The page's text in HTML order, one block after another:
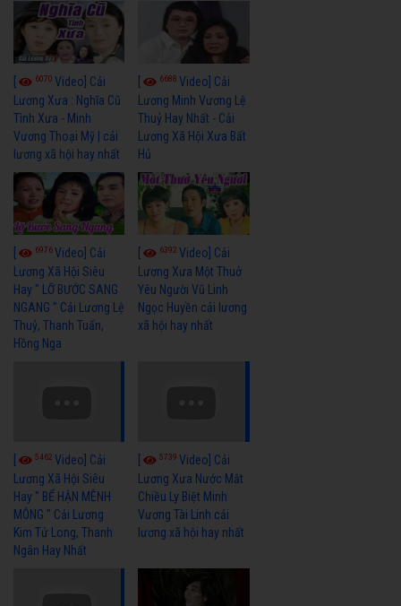
6070 Video] Cải
Lương Xưa : Nghĩa Cũ
Tình Xưa - Minh
Vương Thoại Mỹ | cải
lương xã hội hay nhất
6688Video] Cải
Lương Minh Vương Lệ
Thuỷ Hay Nhất - Cải
Lương Xã Hội Xưa Bất
Hủ
6976Video] Cải
Lương Xã Hội Siêu
Hay " LỠ BƯỚC SANG
NGANG " Cải Lương Lệ
Thuỷ, Thanh Tuấn,
Hồng Nga
6392Video] Cải
Lương Xưa Một Thuở
Yêu Người Vũ Linh
Ngọc Huyền cải lương
xã hội hay nhất
5462 Video] Cải
Lương Xã Hội Siêu
Hay " BỂ HẬN MÊNH
MÔNG " Cải Lương
Kim Tử Long, Thanh
Ngân Hay Nhất
5739Video] Cải
Lương Xưa Nước Mắt
Chiều Ly Biệt Minh
Vương Tài Linh cải
lương xã hội hay nhất